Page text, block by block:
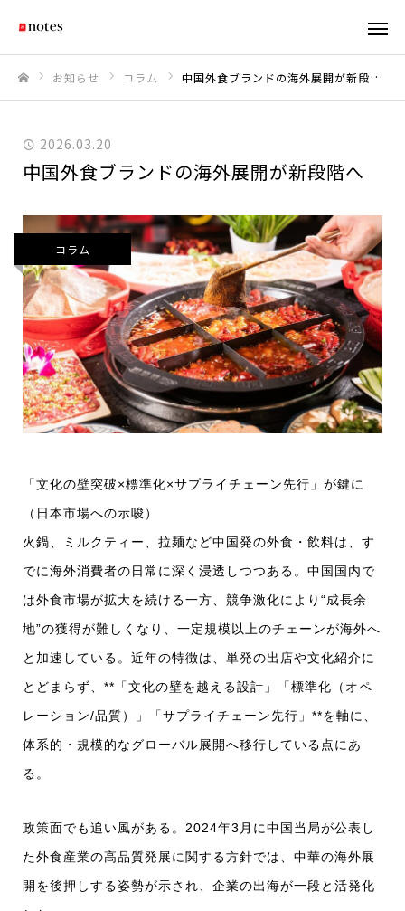
お知らせ コラム 中国外食ブランドの海外展開が新段階へ
2026.03.20
中国外食ブランドの海外展開が新段階へ
コラム
「文化の壁突破×標準化×サプライチェーン先行」が鍵に
（日本市場への示唆）
火鍋、ミルクティー、拉麺など中国発の外食・飲料は、す
でに海外消費者の日常に深く浸透しつつある。中国国内で
は外食市場が拡大を続ける一方、競争激化により“成長余
地”の獲得が難しくなり、一定規模以上のチェーンが海外へ
と加速している。近年の特徴は、単発の出店や文化紹介に
とどまらず、**「文化の壁を越える設計」「標準化（オペ
レーション/品質）」「サプライチェーン先行」**を軸に、
体系的・規模的なグローバル展開へ移行している点にあ
る。
政策面でも追い風がある。2024年3月に中国当局が公表し
た外食産業の高品質発展に関する方針では、中華の海外展
開を後押しする姿勢が示され、企業の出海が一段と活発化